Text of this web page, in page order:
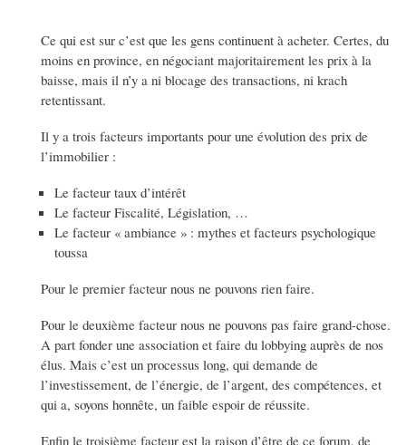
Ce qui est sur c’est que les gens continuent à acheter. Certes, du
moins en province, en négociant majoritairement les prix à la
baisse, mais il n’y a ni blocage des transactions, ni krach
retentissant.
Il y a trois facteurs importants pour une évolution des prix de
l’immobilier :
Le facteur taux d’intérêt
Le facteur Fiscalité, Législation, …
Le facteur « ambiance » : mythes et facteurs psychologique
toussa
Pour le premier facteur nous ne pouvons rien faire.
Pour le deuxième facteur nous ne pouvons pas faire grand-chose.
A part fonder une association et faire du lobbying auprès de nos
élus. Mais c’est un processus long, qui demande de
l’investissement, de l’énergie, de l’argent, des compétences, et
qui a, soyons honnête, un faible espoir de réussite.
Enfin le troisième facteur est la raison d’être de ce forum, de